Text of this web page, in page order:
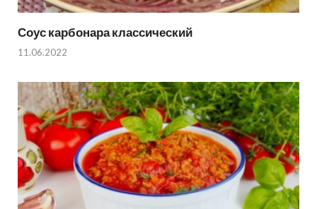
Соус карбонара классический
11.06.2022